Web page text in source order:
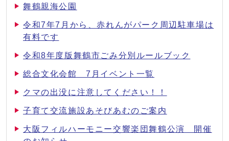
舞鶴親海公園
令和7年7月から、赤れんがパーク周辺駐車場は
有料です
令和8年度版舞鶴市ごみ分別ルールブック
総合文化会館 7月イベント一覧
クマの出没に注意してください！！
子育て交流施設あそびあむのご案内
大阪フィルハーモニー交響楽団舞鶴公演 開催